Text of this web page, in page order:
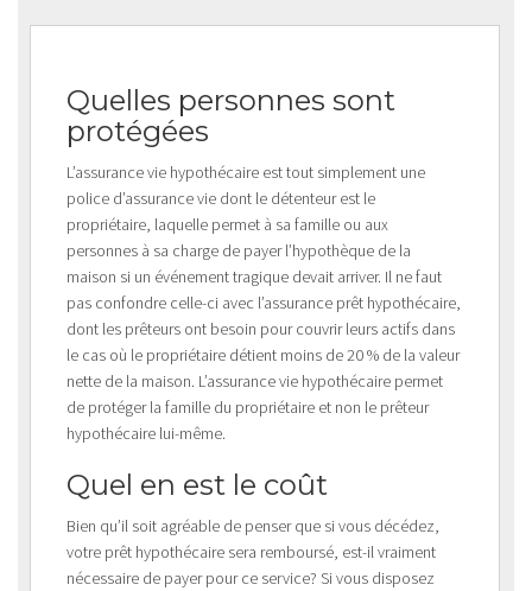
Quelles personnes sont
protégées
L’assurance vie hypothécaire est tout simplement une
police d’assurance vie dont le détenteur est le
propriétaire, laquelle permet à sa famille ou aux
personnes à sa charge de payer l’hypothèque de la
maison si un événement tragique devait arriver. Il ne faut
pas confondre celle-ci avec l’assurance prêt hypothécaire,
dont les prêteurs ont besoin pour couvrir leurs actifs dans
le cas où le propriétaire détient moins de 20 % de la valeur
nette de la maison. L’assurance vie hypothécaire permet
de protéger la famille du propriétaire et non le prêteur
hypothécaire lui-même.
Quel en est le coût
Bien qu’il soit agréable de penser que si vous décédez,
votre prêt hypothécaire sera remboursé, est-il vraiment
nécessaire de payer pour ce service? Si vous disposez